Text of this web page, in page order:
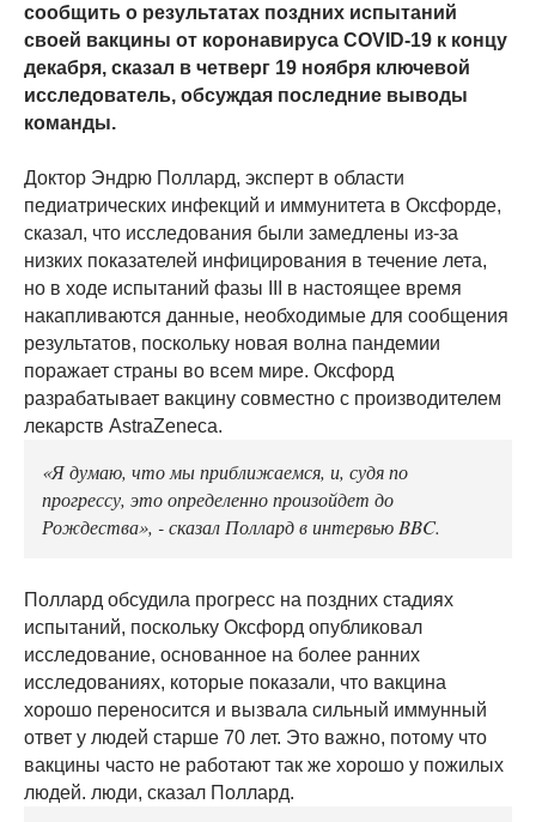
сообщить о результатах поздних испытаний
своей вакцины от коронавируса COVID-19 к концу
декабря, сказал в четверг 19 ноября ключевой
исследователь, обсуждая последние выводы
команды.
Доктор Эндрю Поллард, эксперт в области
педиатрических инфекций и иммунитета в Оксфорде,
сказал, что исследования были замедлены из-за
низких показателей инфицирования в течение лета,
но в ходе испытаний фазы III в настоящее время
накапливаются данные, необходимые для сообщения
результатов, поскольку новая волна пандемии
поражает страны во всем мире. Оксфорд
разрабатывает вакцину совместно с производителем
лекарств AstraZeneca.
«Я думаю, что мы приближаемся, и, судя по
прогрессу, это определенно произойдет до
Рождества», - сказал Поллард в интервью BBC.
Поллард обсудила прогресс на поздних стадиях
испытаний, поскольку Оксфорд опубликовал
исследование, основанное на более ранних
исследованиях, которые показали, что вакцина
хорошо переносится и вызвала сильный иммунный
ответ у людей старше 70 лет. Это важно, потому что
вакцины часто не работают так же хорошо у пожилых
людей. люди, сказал Поллард.